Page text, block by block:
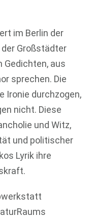
im Berlin der
Großstädter
Gedichten, aus
sprechen. Die
Ironie durchzogen,
nicht. Diese
und Witz,
und politischer
Lyrik ihre